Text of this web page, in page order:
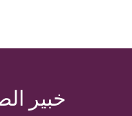
خبير